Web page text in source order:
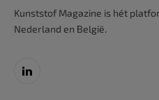
Kunststof Magazine is hét
Nederland en België.
LinkedIn